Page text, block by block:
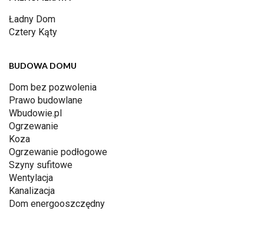
Ładny Dom
Cztery Kąty
BUDOWA DOMU
Dom bez pozwolenia
Prawo budowlane
Wbudowie.pl
Ogrzewanie
Koza
Ogrzewanie podłogowe
Szyny sufitowe
Wentylacja
Kanalizacja
Dom energooszczędny